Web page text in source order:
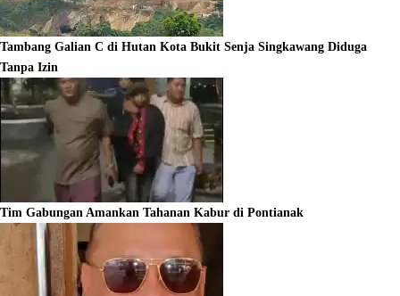
Tambang Galian C di Hutan Kota Bukit Senja Singkawang Diduga
Tanpa Izin
Tim Gabungan Amankan Tahanan Kabur di Pontianak